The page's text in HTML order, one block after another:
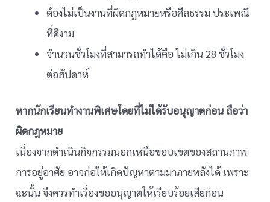
ต้องไม่เป็นงานที่ผิดกฎหมายหรือศีลธรรม ประเพณี
ที่ดีงาม
จำนวนชั่วโมงที่สามารถทำได้คือ ไม่เกิน 28 ชั่วโมง
ต่อสัปดาห์
หากนักเรียนทำงานพิเศษโดยที่ไม่ได้รับอนุญาตก่อน ถือว่า
ผิดกฎหมาย
เนื่องจากดำเนินกิจกรรมนอกเหนือขอบเขตของสถานภาพ
การอยู่อาศัย อาจก่อให้เกิดปัญหาตามมาภายหลังได้ เพราะ
ฉะนั้น จึงควรทำเรื่องขออนุญาตให้เรียบร้อยเสียก่อน